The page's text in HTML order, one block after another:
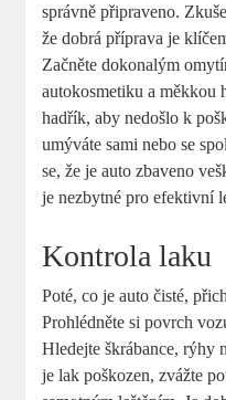
správně připraveno.
že dobrá příprava je
Začněte dokonalým
autokosmetiku a
hadřík, aby nedošlo k
umýváte sami nebo se
se, že je auto zbaveno
je nezbytné pro efektivní
Kontrola laku
Poté, co je auto čisté,
Prohlédněte si povrch
Hledejte škrábance, rýhy
je lak poškozen, zvážte